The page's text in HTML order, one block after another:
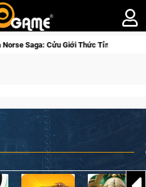
Cửu Giới Thức Tỉnh, Săn DJI Osmo